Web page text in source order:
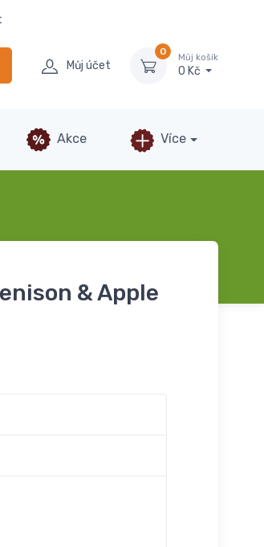
Můj účet
0
Můj košík
0 Kč
Akce Více
& Apple